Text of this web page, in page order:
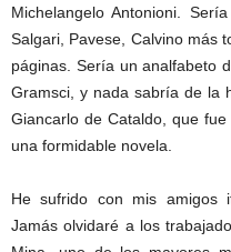
Michelangelo Antonioni.
Salgari, Pavese, Calvino más
páginas. Sería un analfabeto
Gramsci, y nada sabría de la
Giancarlo de Cataldo, que
una formidable novela.
He sufrido con mis amigos
Jamás olvidaré a los